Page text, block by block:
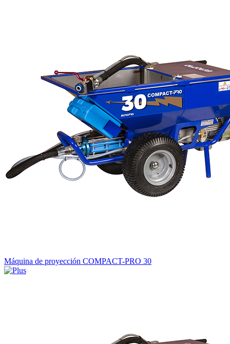
Máquina de proyección COMPACT-PRO 30